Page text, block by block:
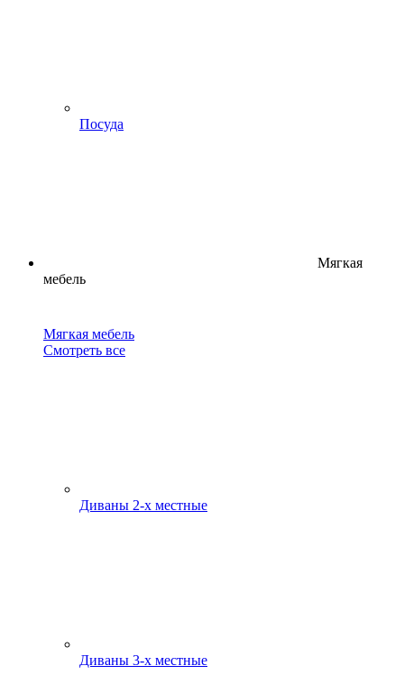
Посуда
Мягкая
мебель
Мягкая мебель
Смотреть все
Диваны 2-х местные
Диваны 3-х местные